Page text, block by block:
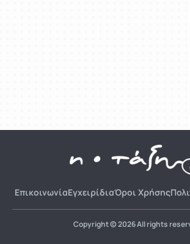
ΕπικοινωνίαΕγχειρίδιαΌροι Χρήσης
Copyright © 2026 All rights